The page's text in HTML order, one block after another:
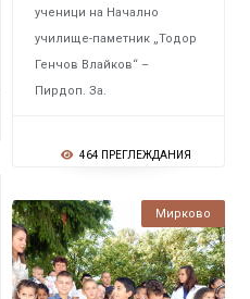
ученици на Начално
училище-паметник „Тодор
Генчов Влайков“ –
Пирдоп. За.
464 ПРЕГЛЕЖДАНИЯ
Мирково